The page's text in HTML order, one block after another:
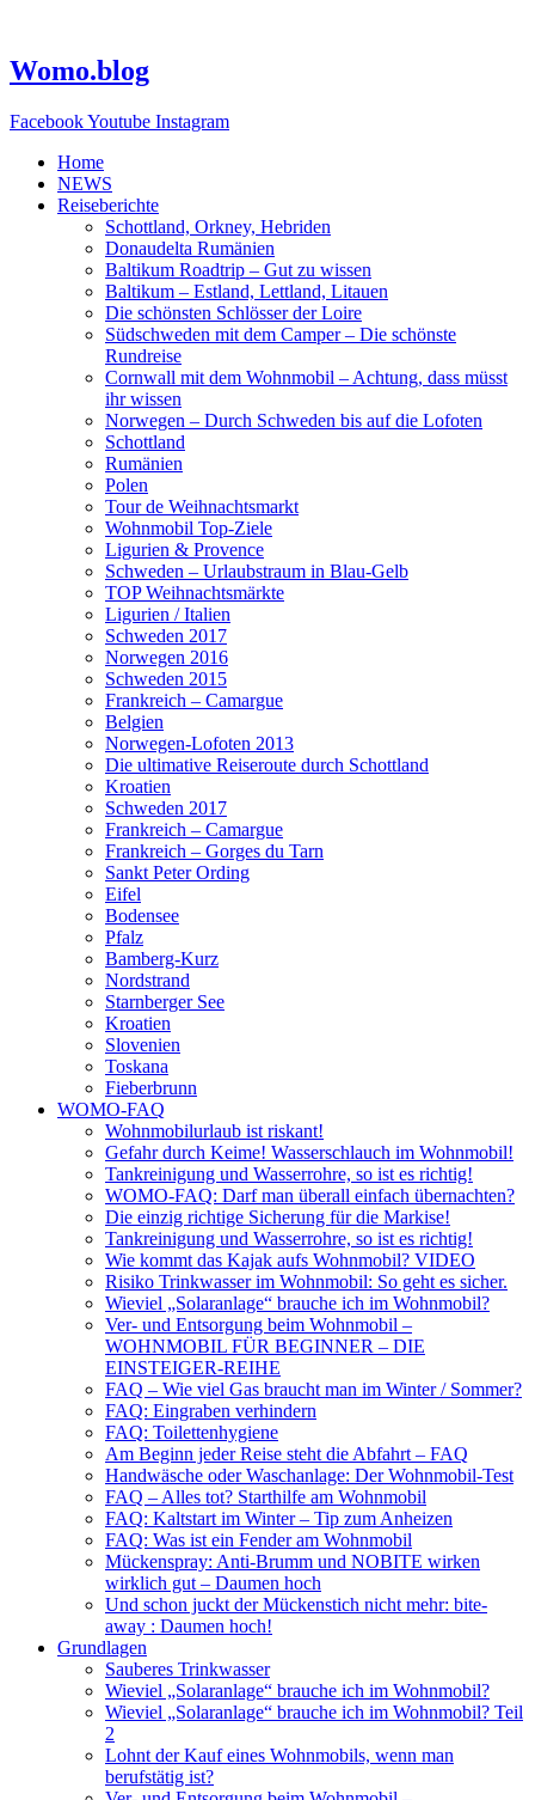
springen
Womo.blog
FacebookYoutube Instagram
Home
NEWS
Reiseberichte
Schottland, Orkney, Hebriden
Donaudelta Rumänien
Baltikum Roadtrip – Gut zu wissen
Baltikum – Estland, Lettland, Litauen
Die schönsten Schlösser der Loire
Südschweden mit dem Camper – Die schönste
Rundreise
Cornwall mit dem Wohnmobil – Achtung, dass müsst
ihr wissen
Norwegen – Durch Schweden bis auf die Lofoten
Schottland
Rumänien
Polen
Tour de Weihnachtsmarkt
Wohnmobil Top-Ziele
Ligurien & Provence
Schweden – Urlaubstraum in Blau-Gelb
TOP Weihnachtsmärkte
Ligurien / Italien
Schweden 2017
Norwegen 2016
Schweden 2015
Frankreich – Camargue
Belgien
Norwegen-Lofoten 2013
Die ultimative Reiseroute durch Schottland
Kroatien
Schweden 2017
Frankreich – Camargue
Frankreich – Gorges du Tarn
Sankt Peter Ording
Eifel
Bodensee
Pfalz
Bamberg-Kurz
Nordstrand
Starnberger See
Kroatien
Slovenien
Toskana
Fieberbrunn
WOMO-FAQ
Wohnmobilurlaub ist riskant!
Gefahr durch Keime! Wasserschlauch im Wohnmobil!
Tankreinigung und Wasserrohre, so ist es richtig!
WOMO-FAQ: Darf man überall einfach übernachten?
Die einzig richtige Sicherung für die Markise!
Tankreinigung und Wasserrohre, so ist es richtig!
Wie kommt das Kajak aufs Wohnmobil? VIDEO
Risiko Trinkwasser im Wohnmobil: So geht es sicher.
Wieviel „Solaranlage“ brauche ich im Wohnmobil?
Ver- und Entsorgung beim Wohnmobil –
WOHNMOBIL FÜR BEGINNER – DIE
EINSTEIGER-REIHE
FAQ – Wie viel Gas braucht man im Winter / Sommer?
FAQ: Eingraben verhindern
FAQ: Toilettenhygiene
Am Beginn jeder Reise steht die Abfahrt – FAQ
Handwäsche oder Waschanlage: Der Wohnmobil-Test
FAQ – Alles tot? Starthilfe am Wohnmobil
FAQ: Kaltstart im Winter – Tip zum Anheizen
FAQ: Was ist ein Fender am Wohnmobil
Mückenspray: Anti-Brumm und NOBITE wirken
wirklich gut – Daumen hoch
Und schon juckt der Mückenstich nicht mehr: bite-
away : Daumen hoch!
Grundlagen
Sauberes Trinkwasser
Wieviel „Solaranlage“ brauche ich im Wohnmobil?
Wieviel „Solaranlage“ brauche ich im Wohnmobil? Teil
2
Lohnt der Kauf eines Wohnmobils, wenn man
berufstätig ist?